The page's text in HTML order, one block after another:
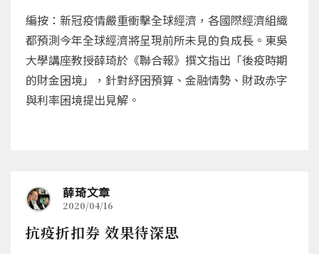
編按：新冠疫情嚴重衝擊全球經濟，各國際經濟組織
都預測今年全球經濟將呈現前所未見的負成長。東吳
大學講座教授薛琦於《聯合報》撰文指出「後疫時期
的財金困境」，針對紓困預算、金融情勢、財政赤字
與利率困境提出見解。
薛琦文章
2020/04/16
抗疫折扣券 效果待深思